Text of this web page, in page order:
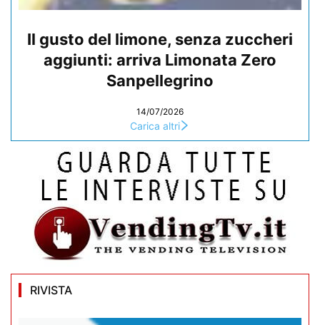
Il gusto del limone, senza zuccheri
aggiunti: arriva Limonata Zero
Sanpellegrino
14/07/2026
Carica altri
RIVISTA